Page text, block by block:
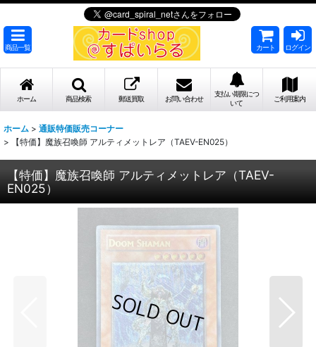
商品一覧 カート ログイン
ホーム 商品検索 郵送買取 お問い合わせ
支払い期限につ
いて
ご利用案内
ホーム > 通販特価販売コーナー
>
【特価】魔族召喚師 アルティメットレア（TAEV-EN025）
【特価】魔族召喚師 アルティメットレア（TAEV-
EN025）